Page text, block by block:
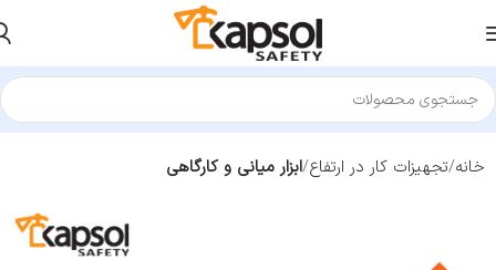
خانه تجهیزات کار در ارتفاع ابزار میانی و کارگاهی